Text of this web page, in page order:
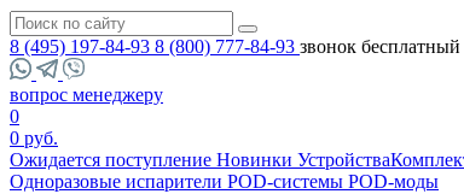
8 (495) 197-84-93 8 (800) 777-84-93 звонок бесплатный
вопрос менеджеру
0
0 руб.
Ожидается поступление Новинки Устройства
Одноразовые испарители POD-системы POD-моды